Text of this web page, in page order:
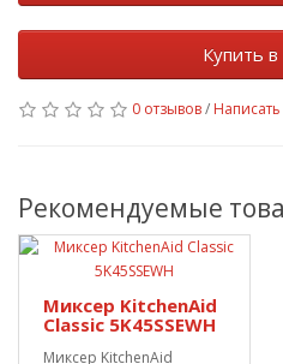
Купить в
0 отзывов/
Рекомендуемые
Миксер KitchenAid
Classic 5K45SSEWH
Миксер KitchenAid